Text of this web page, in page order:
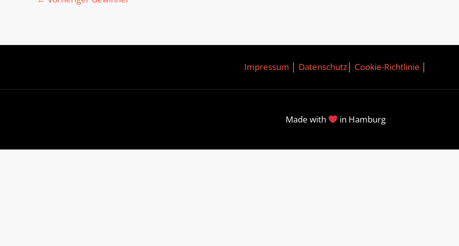
Impressum Datenschutz Cookie-Richtlinie
Made with in Hamburg